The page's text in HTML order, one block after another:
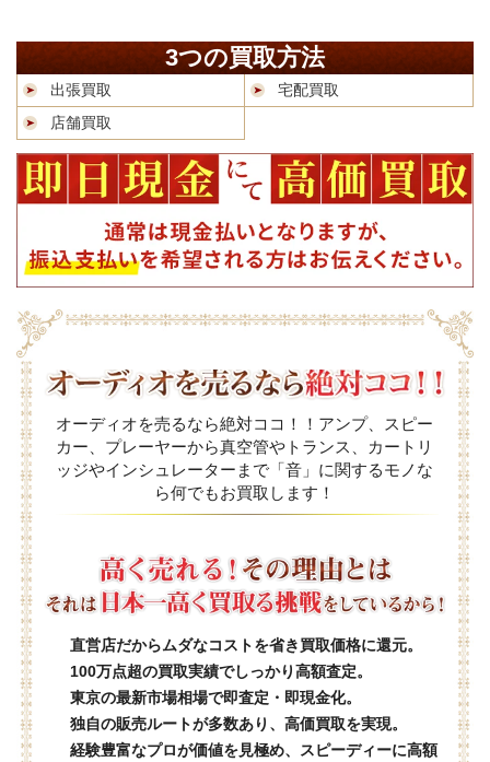
3つの買取方法
出張買取
宅配買取
店舗買取
オーディオを売るなら絶対ココ！！アンプ、スピー
カー、プレーヤーから真空管やトランス、カートリ
ッジやインシュレーターまで「音」に関するモノな
ら何でもお買取します！
直営店だからムダなコストを省き買取価格に還元。
100万点超の買取実績でしっかり高額査定。
東京の最新市場相場で即査定・即現金化。
独自の販売ルートが多数あり、高価買取を実現。
経験豊富なプロが価値を見極め、スピーディーに高額